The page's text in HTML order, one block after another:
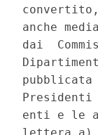
anche
dai
enti e le